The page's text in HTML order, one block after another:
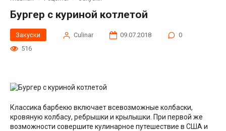
Бургер с куриной котлетой
Закуски Сulinar 09.07.2018
0
516
Классика барбекю включает всевозможные колбаски,
кровяную колбасу, ребрышки и крылышки. При первой же
возможности совершите кулинарное путешествие в США и